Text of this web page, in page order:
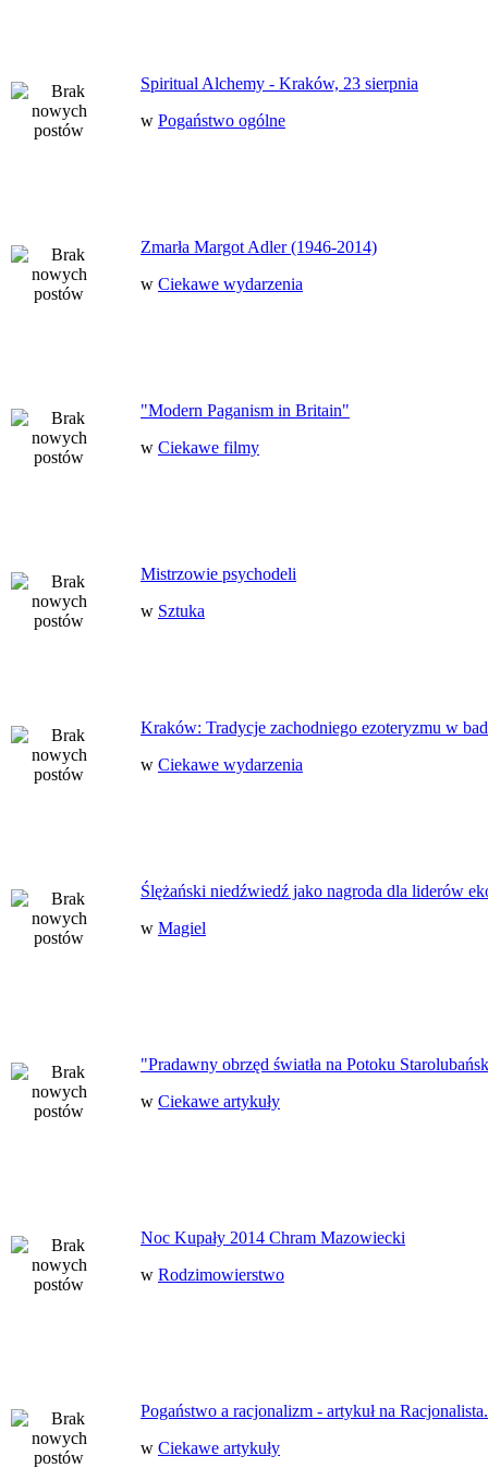
Spiritual Alchemy - Kraków, 23 sierpnia
w Pogaństwo ogólne
Zmarła Margot Adler (1946-2014)
w Ciekawe wydarzenia
"Modern Paganism in Britain"
w Ciekawe filmy
Mistrzowie psychodeli
w Sztuka
Kraków: Tradycje zachodniego ezoteryzmu w
w Ciekawe wydarzenia
Ślężański niedźwiedź jako nagroda dla liderów
w Magiel
"Pradawny obrzęd światła na Potoku
w Ciekawe artykuły
Noc Kupały 2014 Chram Mazowiecki
w Rodzimowierstwo
Pogaństwo a racjonalizm - artykuł na
w Ciekawe artykuły